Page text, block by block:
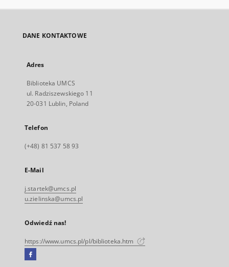
DANE KONTAKTOWE
Adres
Biblioteka UMCS
ul. Radziszewskiego 11
20-031 Lublin, Poland
Telefon
(+48) 81 537 58 93
E-Mail
j.startek@umcs.pl
u.zielinska@umcs.pl
Odwiedź nas!
https://www.umcs.pl/pl/biblioteka.htm
Facebook